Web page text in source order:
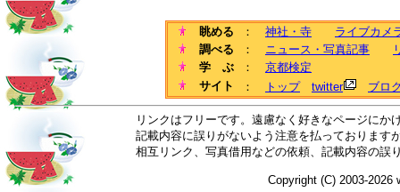
眺める ： 神社・寺
ライブカメ
調べる
： ニュース・写真記事
学 ぶ
： 京都検定
サイト
： トップ twitter ブロ
リンクはフリーです。遠慮なく好きなページに
記載内容に誤りがないよう注意を払っております
相互リンク、写真借用などの依頼、記載内容の誤
Copyright (C) 2003-2026